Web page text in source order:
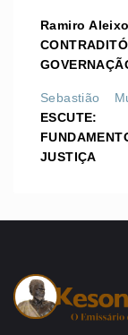
Ramiro Aleixo
Sebastião
ESCUTE:
JUSTIÇA